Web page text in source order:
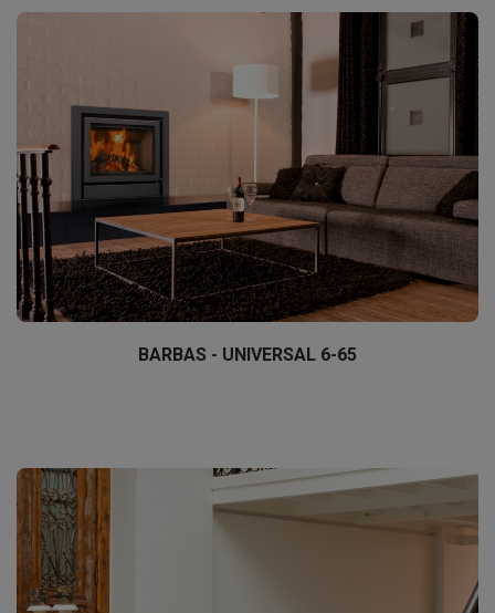
BARBAS - UNIVERSAL 6-65